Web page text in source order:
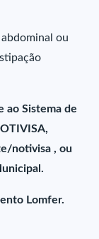
ou
ao Sistema de
notivisa , ou
Lomfer.